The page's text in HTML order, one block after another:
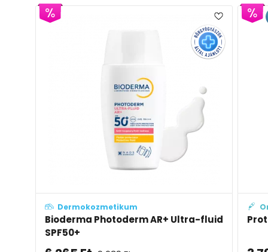
Dermokozmetikum
Bioderma Photoderm AR+ Ultra-fluid
SPF50+